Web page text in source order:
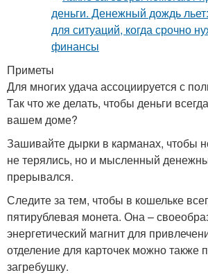
Приметы
Для многих удача ассоциируется с
Так что же делать, чтобы деньги
вашем доме?
Зашивайте дырки в карманах, чтобы
не терялись, но и мысленный
прерывался.
Следите за тем, чтобы в кошельке
пятирублевая монета. Она –
энергетический магнит для
отделение для карточек можно также
загребушку.